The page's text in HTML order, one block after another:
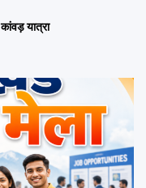
यात्रा